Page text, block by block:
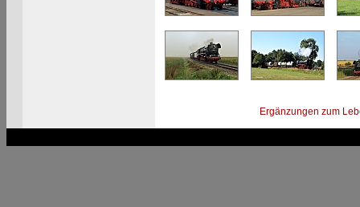
Ergänzungen zum